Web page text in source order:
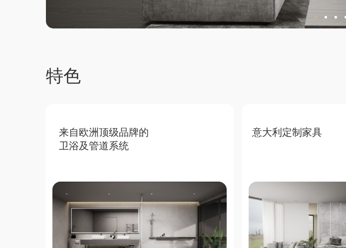
特色
来自欧洲顶级品牌的
卫浴及管道系统
意大利定制家具